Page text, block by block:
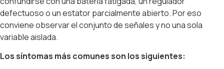
defectuoso o un estator parcialmente abierto. Por eso
conviene observar el conjunto de señales y no una sola
variable aislada.
Los síntomas más comunes son los siguientes: